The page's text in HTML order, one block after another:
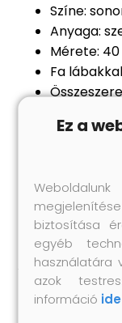
Színe:
Anyaga:
Mérete: 40
Fa lábakkal
dugó(k)
kövesse a
Ez a
biztosítása
egyéb
használatára
azok
információ